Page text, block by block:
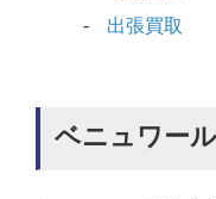
出張買取
ベニュワー